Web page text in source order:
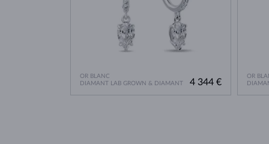
OR BLANC
DIAMANT LAB GROWN & DIAMANT
4 344 €
OR